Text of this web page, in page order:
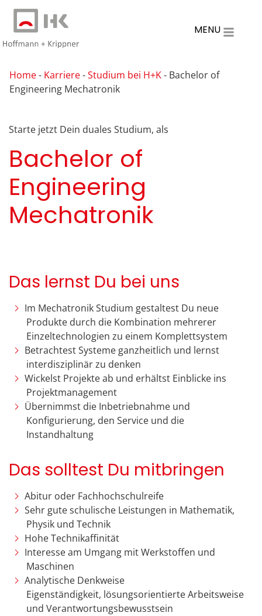
MENU
Home- Karriere-Studium bei H+K- Bachelor of
Engineering Mechatronik
Starte jetzt Dein duales Studium, als
Bachelor of
Engineering
Mechatronik
Das lernst Du bei uns
Im Mechatronik Studium gestaltest Du neue
Produkte durch die Kombination mehrerer
Einzeltechnologien zu einem Komplettsystem
Betrachtest Systeme ganzheitlich und lernst
interdisziplinär zu denken
Wickelst Projekte ab und erhältst Einblicke ins
Projektmanagement
Übernimmst die Inbetriebnahme und
Konfigurierung, den Service und die
Instandhaltung
Das solltest Du mitbringen
Abitur oder Fachhochschulreife
Sehr gute schulische Leistungen in Mathematik,
Physik und Technik
Hohe Technikaffinität
Interesse am Umgang mit Werkstoffen und
Maschinen
Analytische Denkweise
Eigenständigkeit, lösungsorientierte Arbeitsweise
und Verantwortungsbewusstsein